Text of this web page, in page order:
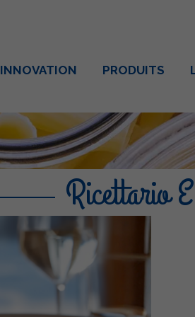
INNOVATION PRODUITS
Ricettario